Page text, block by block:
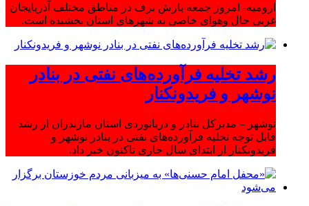
ارومیه- امروز جمعه بارش برف در مناطق مختلف آذربایجان
غربی حال وهوای خاصی به شهرهای استان بخشیده است.
رشد تخلیه فرآورده‌های نفتی در بنادر
نوشهر و فریدونکنار
نوشهر – مدیرکل بنادر و دریانوردی استان مازندران از رشد
قابل توجه تخلیه فرآورده‌های نفتی در بنادر نوشهر و
فریدونکنار از ابتدای سال جاری تاکنون خبر داد.